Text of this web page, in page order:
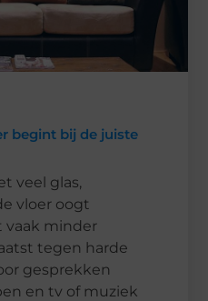
begint bij de juiste
veel glas,
vloer oogt
vaak minder
tegen harde
gesprekken
en tv of muziek